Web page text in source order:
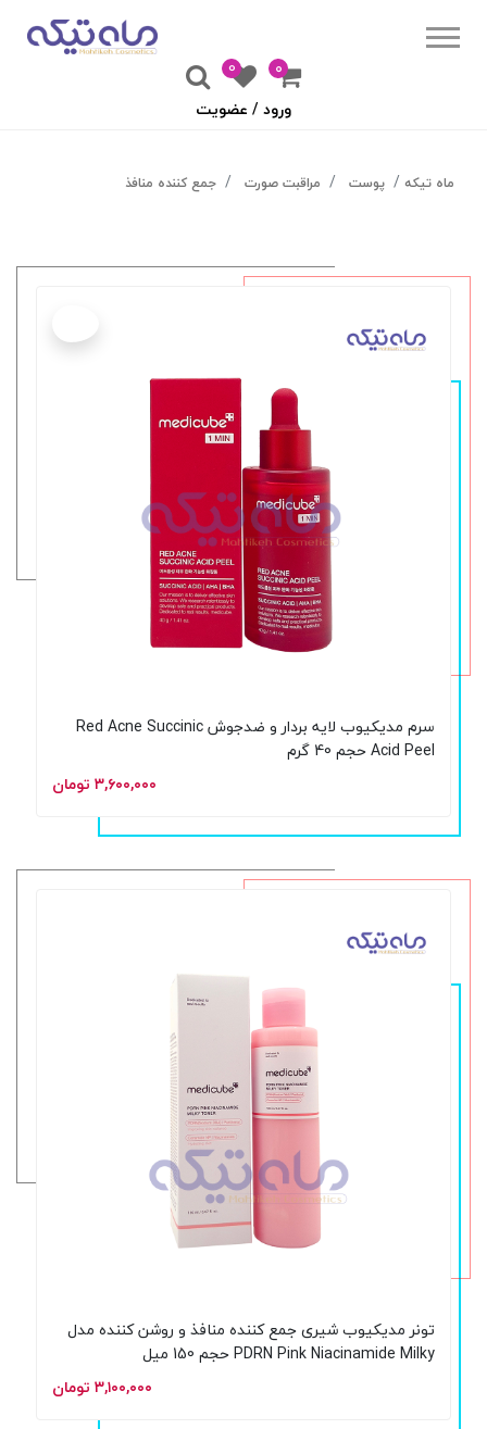
۰
0
ورود / عضویت
ماه تیکه پوست مراقبت صورت جمع کننده منافذ
سرم مدیکیوب لایه‌ بردار و ضدجوش Red Acne Succinic
Acid Peel حجم 40 گرم
۳,۶۰۰,۰۰۰ تومان
تونر مدیکیوب شیری جمع کننده منافذ و روشن کننده مدل
PDRN Pink Niacinamide Milky حجم 150 میل
۳,۱۰۰,۰۰۰ تومان